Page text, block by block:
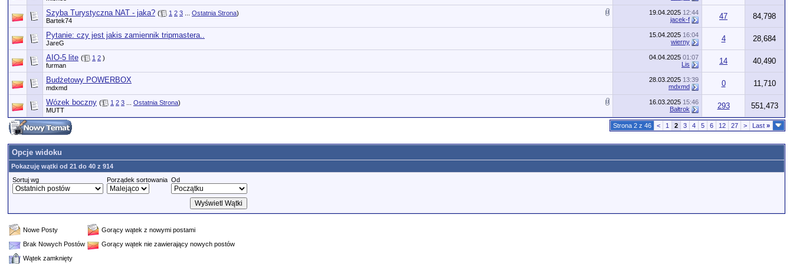
Szyba Turystyczna NAT - jaka? ( 1 2 3 Ostatnia Strona)
Bartek74
19.04.2025 12:44
jacek-f
47 84,798
Pytanie: czy jest jakis zamiennik tripmastera..
JareG
15.04.2025 16:04
wierny
4 28,684
AIO-5 lite ( 1 2 )
furman
04.04.2025 01:07
Lis
14 40,490
Budżetowy POWERBOX
mdxmd
28.03.2025 13:39
mdxmd
0 11,710
Wózek boczny ( 1 2 3 Ostatnia Strona)
MUTT
16.03.2025 15:46
Bałtrok
293 551,473
Strona 2 z 46 < 1 2 3 4 5 6 12 27 > Last »
Opcje widoku
Pokazuję wątki od 21 do 40 z 914
Sortuj wg
Porządek sortowania Od
Nowe Posty
Gorący wątek z nowymi postami
Brak Nowych Postów
Gorący wątek nie zawierający nowych postów
Wątek zamknięty